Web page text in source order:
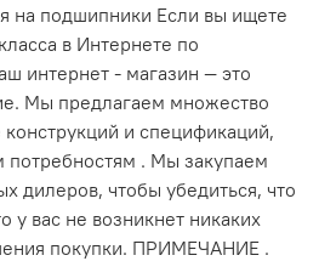
на подшипники Если вы ищете
в Интернете по
интернет - магазин — это
Мы предлагаем множество
и спецификаций,
потребностям . Мы закупаем
дилеров, чтобы убедиться, что
у вас не возникнет никаких
покупки. ПРИМЕЧАНИЕ .